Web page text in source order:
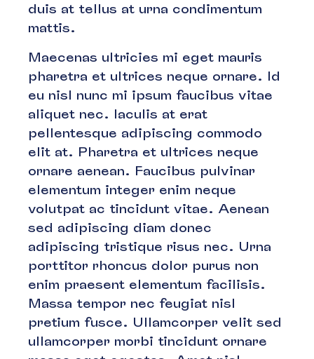
duis at tellus at urna condimentum
mattis.
Maecenas ultricies mi eget mauris
pharetra et ultrices neque ornare. Id
eu nisl nunc mi ipsum faucibus vitae
aliquet nec. Iaculis at erat
pellentesque adipiscing commodo
elit at. Pharetra et ultrices neque
ornare aenean. Faucibus pulvinar
elementum integer enim neque
volutpat ac tincidunt vitae. Aenean
sed adipiscing diam donec
adipiscing tristique risus nec. Urna
porttitor rhoncus dolor purus non
enim praesent elementum facilisis.
Massa tempor nec feugiat nisl
pretium fusce. Ullamcorper velit sed
ullamcorper morbi tincidunt ornare